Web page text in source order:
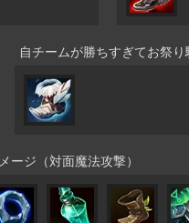
自チームが勝ちすぎてお祭
ージ（対面魔法攻撃）